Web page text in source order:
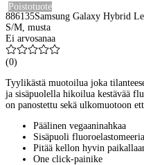
Poistotuote
886135Samsung Galaxy Hybrid
S/M, musta
Ei arvosanaa
(0)
Tyylikästä muotoilua joka
ja sisäpuolella hikoilua kestävää
on panostettu sekä ulkomuotoon
Päälinen vegaaninahkaa
Sisäpuoli fluoroelastomeeria
Pitää kellon hyvin
One click-painike